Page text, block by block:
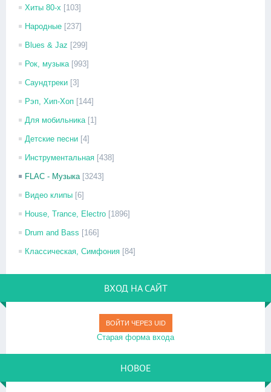
Хиты 80-х [103]
Народные [237]
Blues & Jaz [299]
Рок, музыка [993]
Саундтреки [3]
Рэп, Хип-Хоп [144]
Для мобильника [1]
Детские песни [4]
Инструментальная [438]
FLAC - Музыка [3243]
Видео клипы [6]
House, Trance, Electro [1896]
Drum and Bass [166]
Классическая, Симфония [84]
ВХОД НА САЙТ
ВОЙТИ ЧЕРЕЗ UID
Старая форма входа
НОВОЕ